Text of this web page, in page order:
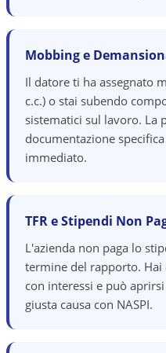
Mobbing e
Il datore ti ha assegnato
c.c.) o stai subendo
sistematici sul lavoro. La
documentazione
immediato.
TFR e Stipendi Non
L'azienda non paga lo
termine del rapporto.
con interessi e può
giusta causa con NASPI.